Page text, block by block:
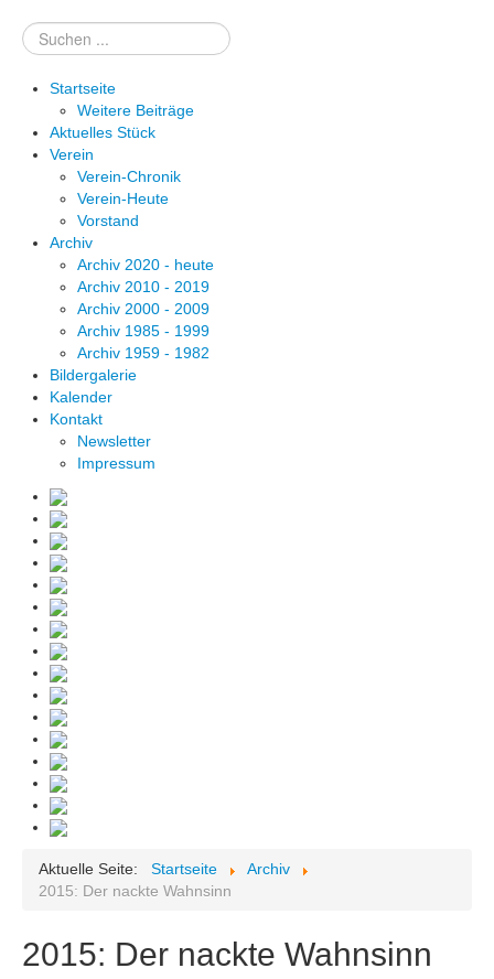
Suchen
Startseite
Weitere Beiträge
Aktuelles Stück
Verein
Verein-Chronik
Verein-Heute
Vorstand
Archiv
Archiv 2020 - heute
Archiv 2010 - 2019
Archiv 2000 - 2009
Archiv 1985 - 1999
Archiv 1959 - 1982
Bildergalerie
Kalender
Kontakt
Newsletter
Impressum
Aktuelle Seite: Startseite
Archiv
2015: Der nackte Wahnsinn
2015: Der nackte Wahnsinn